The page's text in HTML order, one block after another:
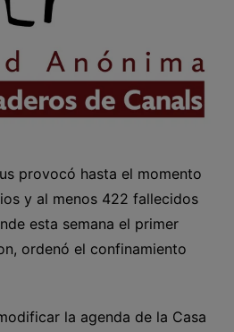
provocó hasta el momento
y al menos 422 fallecidos
esta semana el primer
ordenó el confinamiento
la agenda de la Casa